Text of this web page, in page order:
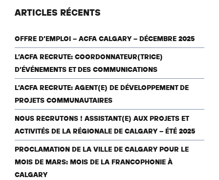
ARTICLES RÉCENTS
OFFRE D’EMPLOI – ACFA CALGARY – DÉCEMBRE 2025
L’ACFA RECRUTE: COORDONNATEUR(TRICE)
D’ÉVÉNEMENTS ET DES COMMUNICATIONS
L’ACFA RECRUTE: AGENT(E) DE DÉVELOPPEMENT DE
PROJETS COMMUNAUTAIRES
NOUS RECRUTONS ! ASSISTANT(E) AUX PROJETS ET
ACTIVITÉS DE LA RÉGIONALE DE CALGARY – ÉTÉ 2025
PROCLAMATION DE LA VILLE DE CALGARY POUR LE
MOIS DE MARS: MOIS DE LA FRANCOPHONIE À
CALGARY